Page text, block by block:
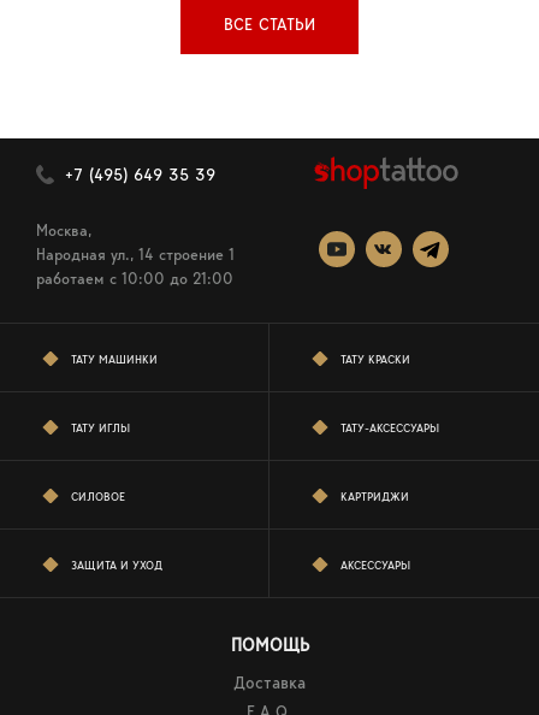
ВСЕ СТАТЬИ
+7 (495) 649 35 39
Москва,
Народная ул., 14 строение 1
работаем c 10:00 до 21:00
ТАТУ МАШИНКИ ТАТУ КРАСКИ
ТАТУ ИГЛЫ ТАТУ-АКСЕССУАРЫ
СИЛОВОЕ КАРТРИДЖИ
ЗАЩИТА И УХОД АКСЕССУАРЫ
ПОМОЩЬ
Доставка